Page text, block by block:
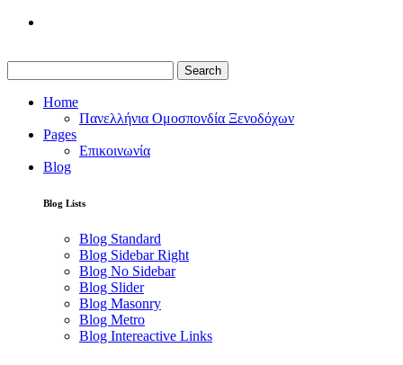
Search
Home
Πανελλήνια Ομοσπονδία Ξενοδόχων
Pages
Επικοινωνία
Blog
Blog Lists
Blog Standard
Blog Sidebar Right
Blog No Sidebar
Blog Slider
Blog Masonry
Blog Metro
Blog Intereactive Links